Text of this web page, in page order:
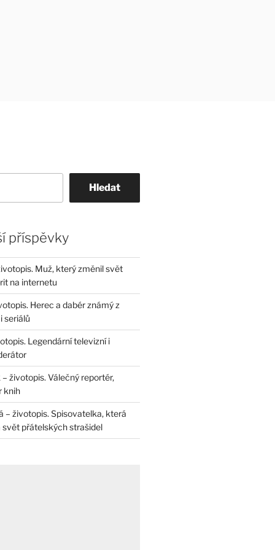
Hledat
příspěvky
Muž, který změnil svět
na internetu
Herec a dabér známý z
seriálů
Legendární televizní i
životopis. Válečný reportér,
knih
– životopis. Spisovatelka, která
přátelských strašidel